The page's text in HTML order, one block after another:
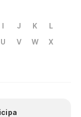
I J K
L
U V W
X